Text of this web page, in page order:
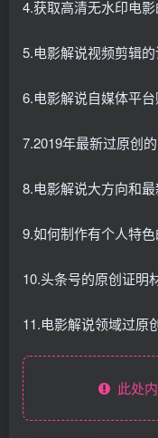
4.获取高清无水印电
5.电影解说视频剪辑
6.电影解说自媒体平
7.2019年最新过原创
8.电影解说大方向和
9.如何制作有个人特
10.头条号的原创证明
11.电影解说领域过原
此处内